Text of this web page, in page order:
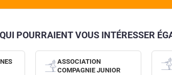
POURRAIENT VOUS INTÉRESSER
ASSOCIATION
COMPAGNIE JUNIOR